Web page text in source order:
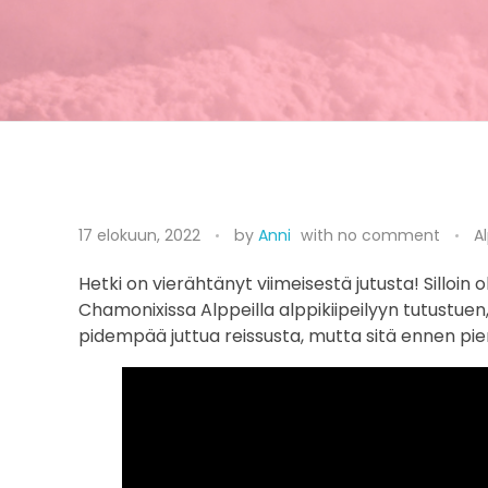
e
r
v
17 elokuun, 2022 by Anni with no comment
Hetki on vierähtänyt viimeisestä jutusta! Silloin
Chamonixissa Alppeilla alppikiipeilyyn
pidempää juttua reissusta, mutta sitä ennen